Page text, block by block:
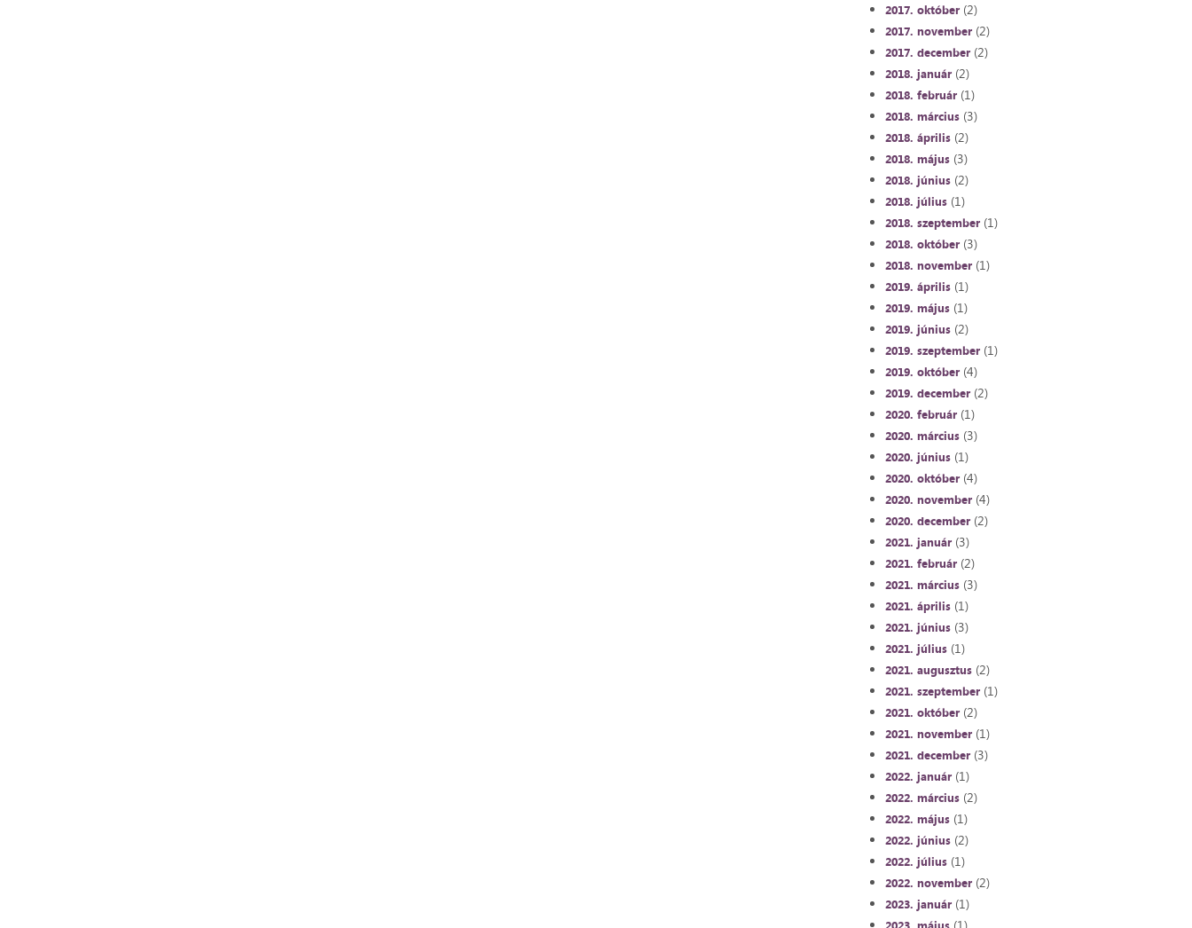
2017. október (2)
2017. november (2)
2017. december (2)
2018. január (2)
2018. február (1)
2018. március (3)
2018. április (2)
2018. május (3)
2018. június (2)
2018. július (1)
2018. szeptember (1)
2018. október (3)
2018. november (1)
2019. április (1)
2019. május (1)
2019. június (2)
2019. szeptember (1)
2019. október (4)
2019. december (2)
2020. február (1)
2020. március (3)
2020. június (1)
2020. október (4)
2020. november (4)
2020. december (2)
2021. január (3)
2021. február (2)
2021. március (3)
2021. április (1)
2021. június (3)
2021. július (1)
2021. augusztus (2)
2021. szeptember (1)
2021. október (2)
2021. november (1)
2021. december (3)
2022. január (1)
2022. március (2)
2022. május (1)
2022. június (2)
2022. július (1)
2022. november (2)
2023. január (1)